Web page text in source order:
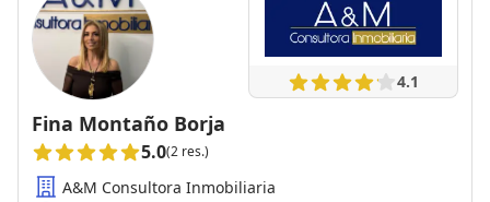
4.1
Fina Montaño Borja
5.0(2 res.)
A&M Consultora Inmobiliaria